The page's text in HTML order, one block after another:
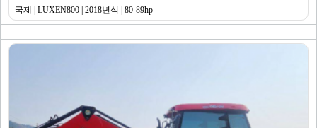
국제 | LUXEN800 | 2018년식 | 80-89hp